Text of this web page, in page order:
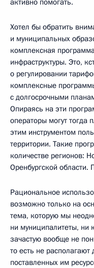
Хотел бы обратить
и муниципальных
комплексная
инфраструктуры. Это,
о регулировании
комплексные
с долгосрочными
Опираясь на эти
операторы могут тогда
этим инструментом
территории. Такие
количестве регионов:
Оренбургской области.
Рациональное
возможно только на
тема, которую мы
ни муниципалитеты, ни
зачастую вообще не
то есть не
поставленных им